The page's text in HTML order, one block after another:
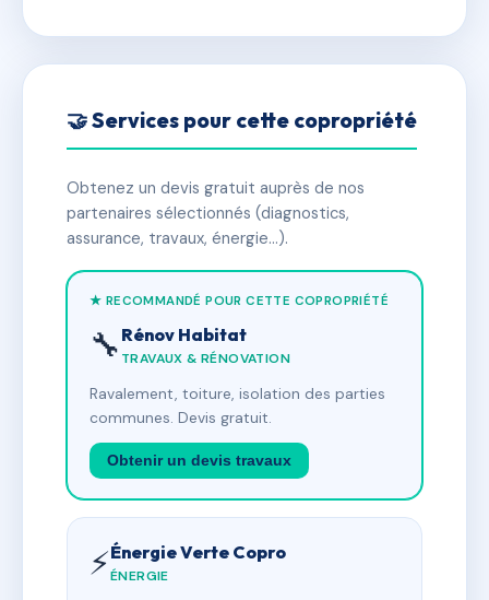
🤝 Services pour cette copropriété
Obtenez un devis gratuit auprès de nos
partenaires sélectionnés (diagnostics,
assurance, travaux, énergie…).
★ RECOMMANDÉ POUR CETTE COPROPRIÉTÉ
🔧 Rénov Habitat
TRAVAUX & RÉNOVATION
Ravalement, toiture, isolation des parties
communes. Devis gratuit.
Obtenir un devis travaux
⚡Énergie Verte Copro
ÉNERGIE